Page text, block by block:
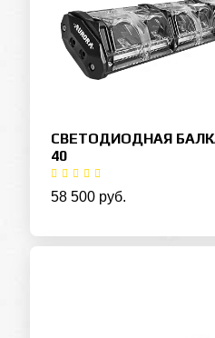
СВЕТОДИОДНАЯ БАЛКА
40
58 500 руб.